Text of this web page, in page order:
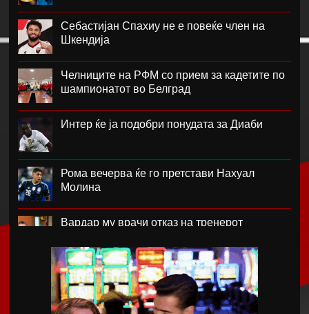
Себастијан Спахиу не е повеќе член на
Шкендија
Челниците на РФМ со прием за кадетите по
шампионатот во Белград
Интер ќе ја подобри понудата за Диаби
Рома вечерва ќе го претстави Нахуал
Молина
Вардар му врачи отказ на тренерот
Каљари го потврди трансферот на Даниел
Малдини